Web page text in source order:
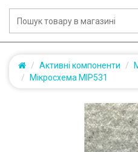
Активні компоненти
Мікросхема MIP531